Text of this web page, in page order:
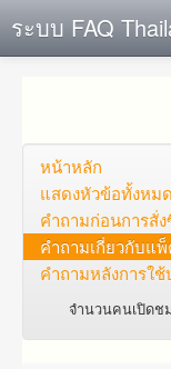
ระบบ FAQ
ตั้งคำถาม
ดูคำถาม
คุณต้องการที่จะลงทะ
หน้าหลัก
แสดงหัวข้อทั้งหมด
คำถาม​ก่อน​การ​สั่
คำถาม​เกี่ยว​กับ​แพ็
คำถามหลังการใช้
จำนวนคนเปิดช